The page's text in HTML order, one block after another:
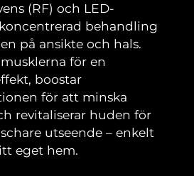
(RF) och LED-
behandling
på ansikte och hals.
för en
boostar
för att minska
revitaliserar huden för
utseende – enkelt
eget hem.
4 Plus
LED heating
4 Men
anti-aging massage
2 go
toning on-the-go
2 eyes & lips
line smoothing device
3-paket
hydration
3 LED
and red light therapy
Munvård
sonic toothbrush
plus
silicone sonic toothbrush
BEHANDLING
LED-behandlingar
NEW
Förväntad leverans8/12/26
Förväntad leverans
Förväntad leverans
Förväntad leverans8/13/26